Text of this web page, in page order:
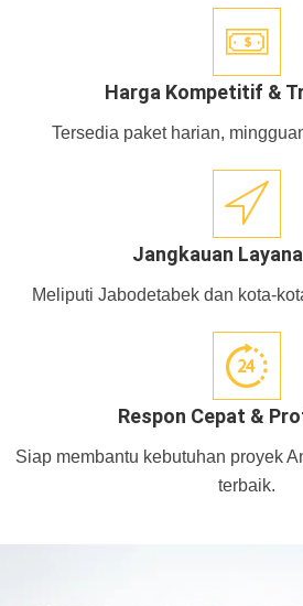
Harga Kompetitif &
Tersedia paket harian,
Jangkauan
Meliputi Jabodetabek dan kota-
Respon Cepat &
Siap membantu kebutuhan proyek
terbaik.